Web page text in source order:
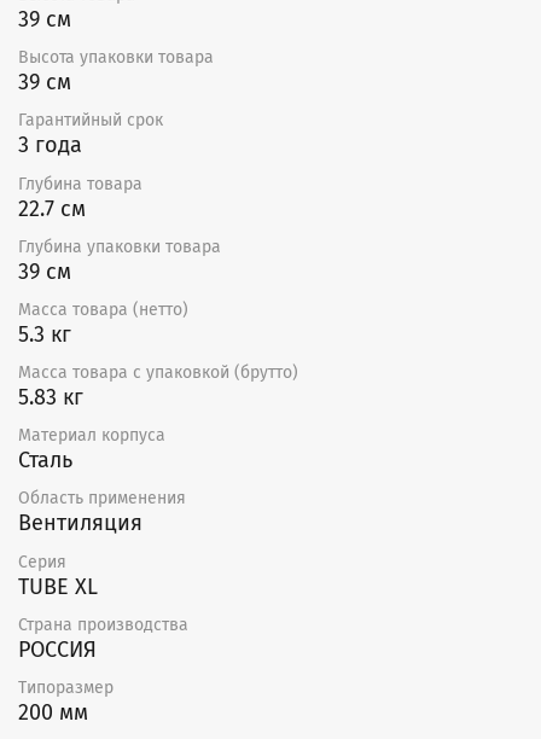
Регулирование скорости вентиляторов
осуществляется путем изменения напряжения за счет
использования однофазных плавных регуляторов
скорости SRE.
Преимущества:
автоматическим перезапуском.-Прочный корпус
из оцинкованной стали.
Высококачественные асинхронные двигатели с
внешним ротором IP44-Иновационная клеммная
коробка IP55.-Разъемный корпус обеспечивает
легкость обслуживания.
Установка в любом положении.
Монтаж:
подключению. Могут устанавливаться в любом
положении. Необходимо предусматривать
доступ для обслуживания вентилятора.
Подключение электропитания:
На корпусе вентиляторов находится клеммная
Необходимо, чтобы подключение вентиляторов
выполнял только квалифицированный персонал
39 см
Высота упаковки товара
39 см
Гарантийный срок
3 года
Глубина товара
22.7 см
Глубина упаковки товара
39 см
Масса товара (нетто)
5.3 кг
Масса товара с упаковкой (брутто)
5.83 кг
Материал корпуса
Сталь
Область применения
Вентиляция
Серия
TUBE XL
Страна производства
РОССИЯ
Типоразмер
200 мм